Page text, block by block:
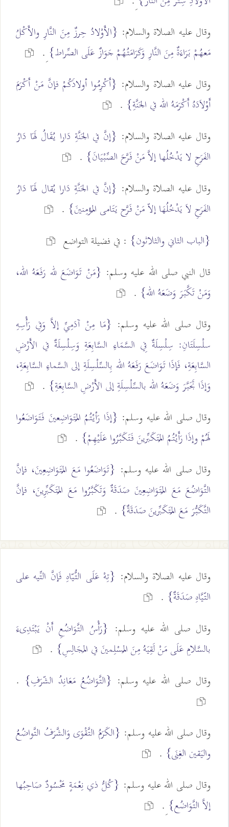
وقال عليه الصلاة والسلام: {الأَوْلادُ حِرزٌ مِنَ النَّارِ والأَكْلُ
مَعهُمْ بَرَاءَةٌ مِنَ النَّارِ وَكَرَامَتُهُمْ جَوَازٌ عَلَى الصِّراط} ِ.
وقال عليه الصلاة والسلام: {أَكْرِمُوا أولادَكُمْ فإنَّ مَنْ أَكْرَمَ
أَوْلاَدَهُ أَكْرَمَهُ الله في الجَنَّةِ} .
وقال عليه الصلاة والسلام: {إنَّ في الجَنَّةِ دَارا يُقَالُ لَهَا دَارُ
الفَرَحِ لا يَدْخُلُها إلاَّ مَنْ فَرَّحَ الصِّبْيَانَ} .
وقال عليه الصلاة والسلام: {إنَّ في الجَنَّةِ دَارا يُقال لَهَا دَارُ
الفَرَحِ لاَ يَدْخُلُهَا إلاّ مَنْ فَرَّح يَتَامى المُؤمِنينَ} .
{الباب الثاني والثلاثون} : في فضيلة التواضع
قال النبي صلى الله عليه وسلم: {مَنْ تَوَاضَعَ لله رَفَعَهُ الله،
وَمَنْ تَكَّبَرَ وَضَعَهُ الله} .
وقال صلى الله عليه وسلم: {مَا مِنْ آدَمِيِّ إلاَّ وَفِي رَأْسِهِ
سلْسِلَتَانِ: سِلْسِلَةٌ فِي السَّمَاءِ السَّابِعَةِ وَسِلْسِلَةٌ في الأَرْضِ
السَّابِعَةِ، فَإذَا تَوَاضَعَ رَفَعَهُ الله بِالسِّلْسِلَةِ إلى السَّماءِ السَّابِعَةِ،
وَإذَا تَجَبَّرَ وَضَعَهُ الله بالسِّلْسِلَةِ إلى الأَرْضِ السَّابِعَةِ} .
وقال صلى الله عليه وسلم: {إذَا رَأيْتُمُ المُتَوَاضِعينَ فَتَوَاضَعُوا
لَهُمْ وإذَا رَأَيْتُمُ المُتَكَبِّرينَ فَتَكَبَّرُوا عَلَيْهِمْ} .
وقال صلى الله عليه وسلم: {تَوَاضَعُوا مَعَ المُتَوَاضِعِينَ، فإنَّ
التَّوَاضُعَ مَعَ المُتَوَاضِعِينَ صَدَقَةٌ وَتَكَبَّرُوا مَعَ المُتَكَبِّرِينَ، فإنَّ
التَّكَبُّرَ مَعَ المُتَكَبِّرينَ صَدَقَةٌ} .
وقال عليه الصلاة والسلام: {تِهْ عَلَى التُّيّاهِ فَإنَّ التِّيه على
التّيَّاهِ صَدَقَةٌ} .
وقال صلى الله عليه وسلم: {رَأْسُ التَّوَاضُعِ أَنْ يَبْتَدِىءَ
بالسَّلامِ عَلَى مَنْ لَقِيَهُ مِنَ المُسْلِمينَ في المَجَالِسِ} .
وقال صلى الله عليه وسلم: {التَّوَاضُعُ مَعَانِدُ الشّرَفِ} .
وقال صلى الله عليه وسلم: {الكَرَمُ التَّقْوَى وَالشَّرَفُ التَّواضُعُ
واليَقين الغِنَى} .
وقال صلى الله عليه وسلم: {كُلُّ ذي نِعْمَةٍ مَحْسُودٌ صَاحِبُها
إلاَّ التَّوَاضُع} ِ.